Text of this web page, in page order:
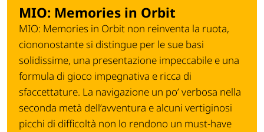
MIO: Memories in Orbit
MIO: Memories in Orbit non reinventa la ruota,
ciononostante si distingue per le sue basi
solidissime, una presentazione impeccabile e una
formula di gioco impegnativa e ricca di
sfaccettature. La navigazione un po’ verbosa nella
seconda metà dell’avventura e alcuni vertiginosi
picchi di difficoltà non lo rendono un must-have